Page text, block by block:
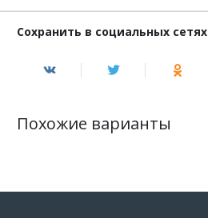
Сохранить в социальных сетях
Похожие варианты